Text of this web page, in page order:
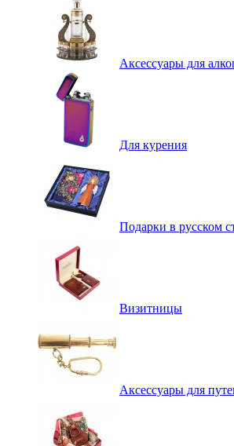
Аксессуары для
Для курения
Подарки в русском
Визитницы
Аксессуары для